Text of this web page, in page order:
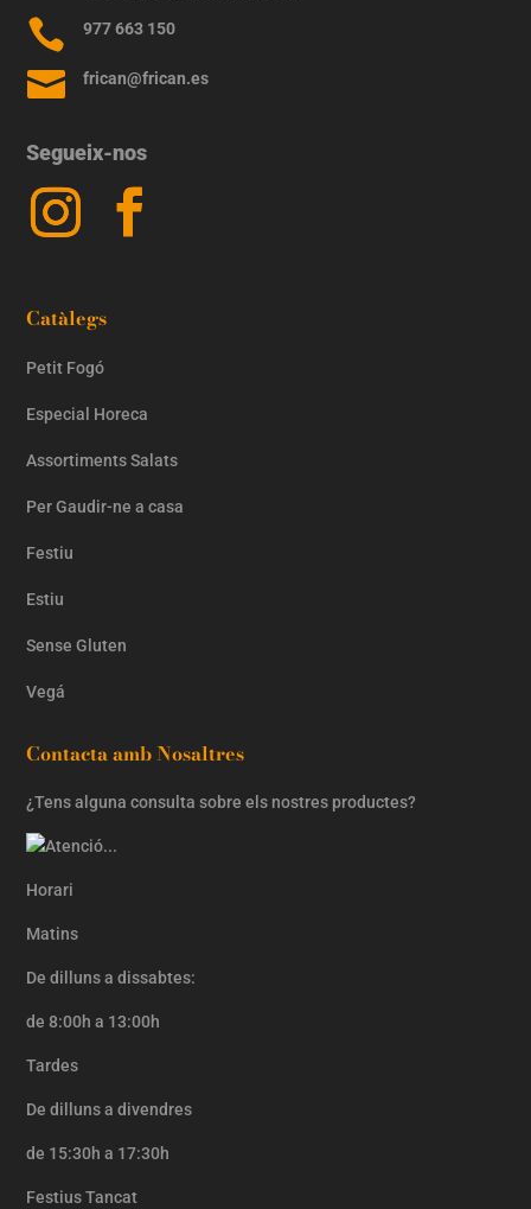
 977 663 150
 frican@frican.es
Segueix-nos
Catàlegs
Petit Fogó
Especial Horeca
Assortiments Salats
Per Gaudir-ne a casa
Festiu
Estiu
Sense Gluten
Vegá
Contacta amb Nosaltres
¿Tens alguna consulta sobre els nostres productes?
Horari
Matins
De dilluns a dissabtes:
de 8:00h a 13:00h
Tardes
De dilluns a divendres
de 15:30h a 17:30h
Festius Tancat